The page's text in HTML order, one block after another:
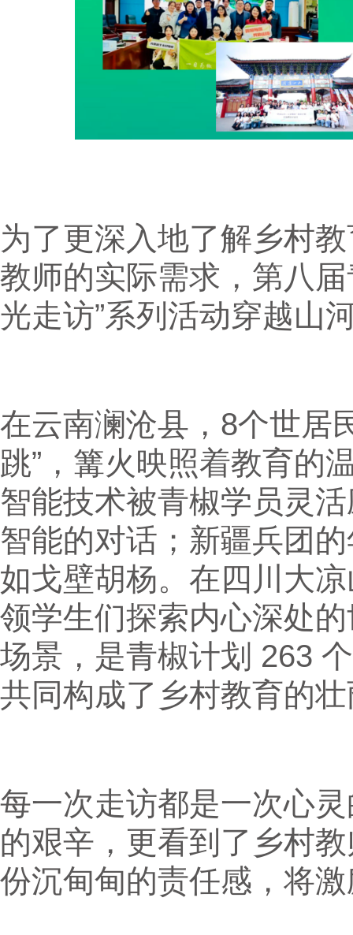
为了更深入地了解乡村
教师的实际需求，第八
光走访”系列活动穿越山
在云南澜沧县，8个世居
跳”，篝火映照着教育的
智能技术被青椒学员灵
智能的对话；新疆兵团
如戈壁胡杨。在四川大
领学生们探索内心深处
场景，是青椒计划 263
共同构成了乡村教育的
每一次走访都是一次心
的艰辛，更看到了乡村
份沉甸甸的责任感，将